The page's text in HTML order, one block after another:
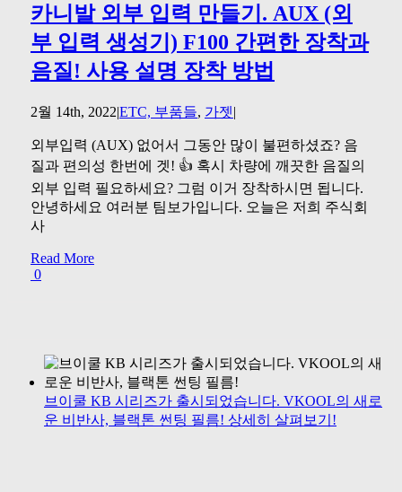
카니발 외부 입력 만들기. AUX (외
부 입력 생성기) F100 간편한 장착과
음질! 사용 설명 장착 방법
2월 14th, 2022|ETC, 부품들, 가젯|
외부입력 (AUX) 없어서 그동안 많이 불편하셨죠? 음
질과 편의성 한번에 겟! 👍 혹시 차량에 깨끗한 음질의
외부 입력 필요하세요? 그럼 이거 장착하시면 됩니다.
안녕하세요 여러분 팀보가입니다. 오늘은 저희 주식회
사
Read More
0
브이쿨 KB 시리즈가 출시되었습니다. VKOOL의 새로
운 비반사, 블랙톤 썬팅 필름! 상세히 살펴보기!